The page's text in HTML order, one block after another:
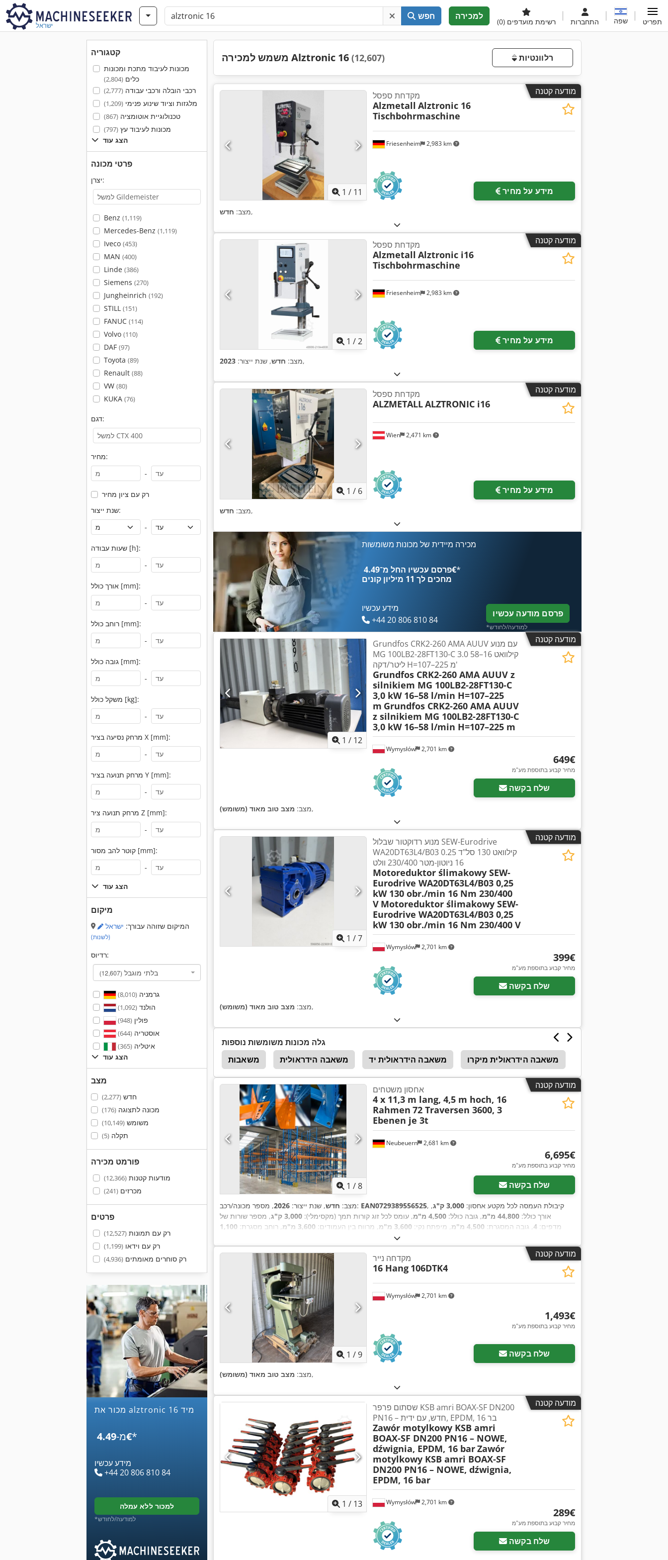
ישראל
חפש למכירה
רשימת מועדפים (0) התחברות שפה תפריט
קטגוריה
מכונות לעיבוד מתכת ומכונות
כלים(2,804)
רכבי הובלה ורכבי עבודה(2,777)
מלגזות וציוד שינוע פנימי(1,209)
טכנולוגיית אוטומציה(867)
מכונות לעיבוד עץ(797)
הצג עוד
פרטי מכונה
יצרן:
Benz (1,119)
Mercedes-Benz (1,119)
Iveco (453)
MAN (400)
Linde (386)
Siemens (270)
Jungheinrich (192)
STILL (151)
FANUC (114)
Volvo (110)
DAF (97)
Toyota (89)
Renault (88)
VW (80)
KUKA (76)
דגם:
מחיר:
-
רק עם ציון מחיר
שנת ייצור:
-
שעות עבודה [h]:
-
אורך כולל [mm]:
-
רוחב כולל [mm]:
-
גובה כולל [mm]:
-
משקל כולל [kg]:
-
מרחק נסיעה בציר X [mm]:
-
מרחק תנועה בציר Y [mm]:
-
מרחק תנועה ציר Z [mm]:
-
קוטר להב מסור [mm]:
-
הצג עוד
מיקום
המיקום שזוהה עבורך: ישראל
(לשנות)
רדיוס:
בלתי מוגבל (12,607)
גרמניה(8,010)
הולנד(1,092)
פולין(948)
אוסטריה(644)
איטליה(365)
הצג עוד
מצב
חדש(2,277)
מכונה לתצוגה(176)
משומש(10,149)
תקלה(5)
פורמט מכירה
מודעות קטנות(12,366)
מכרזים(241)
פרטים
רק עם תמונות(12,527)
רק עם וידאו(1,199)
רק סוחרים מאומתים(4,936)
מכור את alztronic 16 מיד
מ-‏4.49 ‏€*
מידע עכשיו
+44 20 806 810 84
למכור ללא עמלה
*למודעה/לחודש
משמש למכירה Alztronic 16 (12,607) רלוונטיות
מודעה קטנה
1 / 11
Friesenheim 2,983 km
מקדחת ספסל
Alzmetall Alztronic 16
Tischbohrmaschine
מידע על מחיר
מצב: חדש ,
מודעה קטנה
1 /2
Friesenheim 2,983 km
מקדחת ספסל
Alzmetall Alztronic i16
Tischbohrmaschine
מידע על מחיר
מצב: חדש, שנת ייצור: 2023 ,
מודעה קטנה
1 / 6
Wien 2,471 km
מקדחת ספסל
ALZMETALLALZTRONIC i16
מידע על מחיר
מצב: חדש ,
מכירה מיידית של מכונות משומשות
פרסם עכשיו החל מ־‏4.49 ‏€*
מחכים לך 11 מיליון קונים
מידע עכשיו
+44 20 806 810 84
פרסם מודעה עכשיו
*למודעה/לחודש
מודעה קטנה
1 / 12
Wymysłów 2,701 km
Grundfos CRK2-260 AMA AUUV עם מנוע
MG 100LB2-28FT130-C 3.0 קילוואט 16–58
ליטר/דקה H=107–225 מ'
Grundfos CRK2-260 AMA AUUV z
silnikiem MG 100LB2-28FT130-C
3,0 kW 16–58 l/min H=107–225
m Grundfos CRK2-260 AMA AUUV
z silnikiem MG 100LB2-28FT130-C
3,0 kW 16–58 l/min H=107–225 m
‏649 ‏€
מחיר קבוע בתוספת מע"מ
שלח בקשה
מצב: מצב טוב מאוד (משומש) ,
מודעה קטנה
1 /7
Wymysłów 2,701 km
מנוע רדוקטור שבלול SEW-Eurodrive
WA20DT63L4/B03 0.25 קילוואט 130 סל"ד
16 ניוטון-מטר 230/400 וולט
Motoreduktor ślimakowy SEW-
Eurodrive WA20DT63L4/B03 0,25
kW 130 obr./min 16 Nm 230/400
V Motoreduktor ślimakowy SEW-
Eurodrive WA20DT63L4/B03 0,25
kW 130 obr./min 16 Nm 230/400 V
‏399 ‏€
מחיר קבוע בתוספת מע"מ
שלח בקשה
מצב: מצב טוב מאוד (משומש) ,
גלה מכונות משומשות נוספות
משאבות
משאבה הידראולית משאבה הידראולית יד משאבה הידראולית מיקרו Monosem 4 Reihig
מודעה קטנה
1 /8
Neubeuern 2,681 km
אחסון משטחים
4 x 11,3 m lang, 4,5 m hoch, 16
Rahmen 72 Traversen 3600, 3
Ebenen je 3t
‏6,695 ‏€
מחיר קבוע בתוספת מע"מ
שלח בקשה
מצב: חדש, שנת ייצור: 2026 , מספר מכונה/רכב: EAN0729389556525 , קיבולת העמסה לכל מקטע אחסון: 3,000 ק"ג
,
אורך כולל: 44,800 מ"מ , גובה כולל: 4,500 מ"מ , עומס לכל זוג קורות תמך (מקסימלי): 3,000 ק"ג
, מספר שורות של
מדפים: 4, גובה המסגרת: 4,500 מ"מ , מיפתח נקי: 3,600 מ"מ , מרווח בין העמודים: 3,600 מ"מ , רוחב מסגרת: 1,100
4,500 מ"מ
מודעה קטנה
1 /9
Wymysłów 2,701 km
מקדחה נייר
16 Hang 106DTK4
‏1,493 ‏€
מחיר קבוע בתוספת מע"מ
שלח בקשה
מצב: מצב טוב מאוד (משומש) ,
מודעה קטנה
1 / 13 Wymysłów 2,701 km
שסתום פרפר KSB amri BOAX-SF DN200
PN16 – חדש, עם ידית, EPDM, 16 בר
Zawór motylkowy KSB amri
BOAX-SF DN200 PN16 – NOWE,
dźwignia, EPDM, 16 barZawór
motylkowy KSB amri BOAX-SF
DN200 PN16 – NOWE, dźwignia,
EPDM, 16 bar
‏289 ‏€
מחיר קבוע בתוספת מע"מ
שלח בקשה